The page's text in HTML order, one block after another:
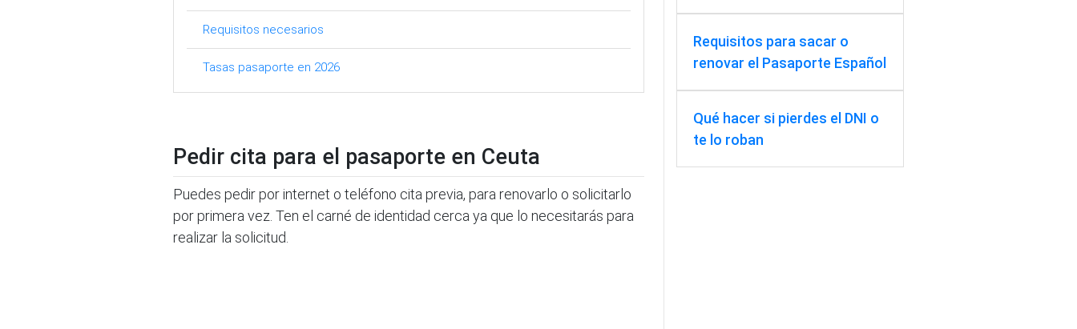
Requisitos necesarios
Tasas pasaporte en 2026
Pedir cita para el pasaporte en Ceuta
Puedes pedir por internet o teléfono cita previa, para renovarlo o solicitarlo
por primera vez. Ten el carné de identidad cerca ya que lo necesitarás para
realizar la solicitud.
Requisitos para sacar o
renovar el Pasaporte Español
Qué hacer si pierdes el DNI o
te lo roban